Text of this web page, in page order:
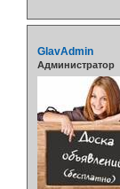
GlavAdmin
Администратор